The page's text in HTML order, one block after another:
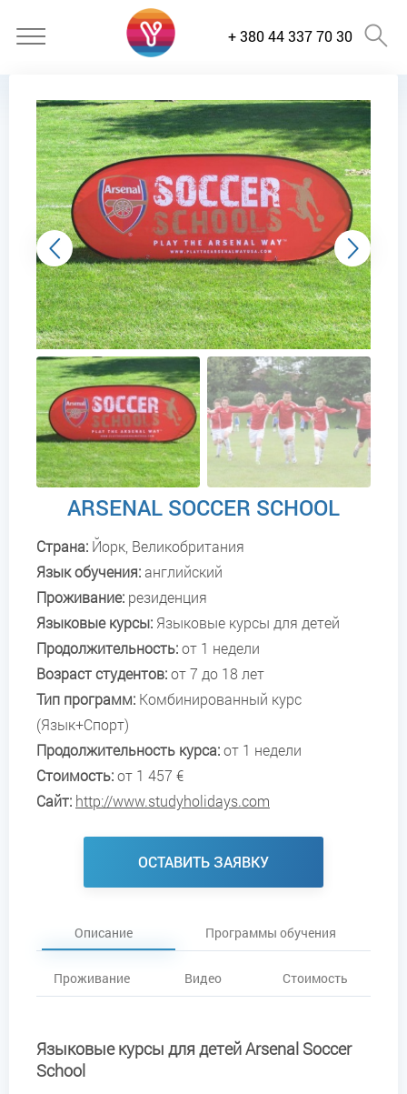
+ 380 44 337 70 30
ARSENAL SOCCER SCHOOL
Страна: Йорк, Великобритания
Язык обучения:английский
Проживание: резиденция
Языковые курсы: Языковые курсы для детей
Продолжительность:от 1 недели
Возраст студентов:от 7 до 18 лет
Тип программ: Комбинированный курс
(Язык+Спорт)
Продолжительность курса:от 1 недели
Стоимость:от 1 457 €
Сайт: http://www.studyholidays.com
ОСТАВИТЬ ЗАЯВКУ
Описание Программы обучения
Проживание Видео Стоимость
Языковые курсы для детей Arsenal Soccer
School